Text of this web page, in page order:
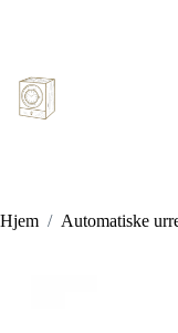
Hjem / Automatiske